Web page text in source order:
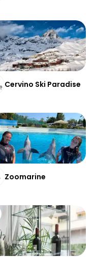
Cervino Ski Paradise
Zoomarine